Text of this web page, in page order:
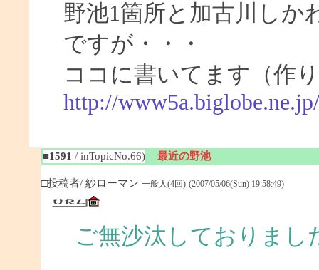
野池1箇所と加古川しか
ですが・・・
ココに書いてます（作
http://
■1591 / inTopicNo.66) 最近の野池
□投稿者/ 紗ローマン 一般人(4回)-(2007/05/06(Sun) 19:58:49)
ご無沙汰しておりまし